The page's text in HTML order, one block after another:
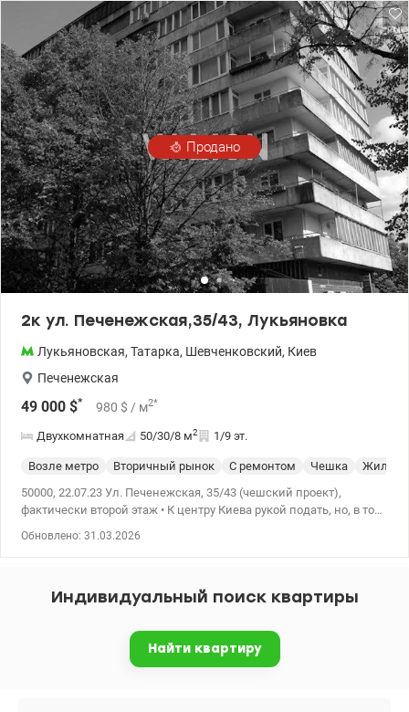
квартирой полноценный техэтаж. Состояние хорошое жилое,
квартира двухсторонняя с видом на центр города. Вся мебель и
быт.техника остается. Вблизи дома находятся школы, детские
сады, больница, супермаркеты, рынок, отделения банков. До
станции метро Лукьяновская 20 мин пешком, до центра города
10 мин. на авто Valion,ua/1101817
Продано
2к ул. Печенежская,35/43, Лукьяновка
Лукьяновская, Татарка, Шевченковский, Киев
Печенежская
49 000 $* 980 $ / м2*
Двухкомнатная 50/30/8 м2 1/9 эт.
Возле метро Вторичный рынок С ремонтом Чешка
Жилое
50000, 22.07.23 Ул. Печенежская, 35/43 (чешский проект),
фактически второй этаж • К центру Киева рукой подать, но, в то
метров. • Детский сад – 300 метров (+ рядом два частных
• Супермаркеты: Фуршет, АТБ, Эко Маркет, Фора. • Отделения
банков, аптеки, салоны красоты – все рядом. Цена 50.000 y.e
Татьяна 044-235-29-93, (099)-9418275 valion.ua/924826
Обновлено: 31.03.2026
Индивидуальный поиск квартиры
Найти квартиру